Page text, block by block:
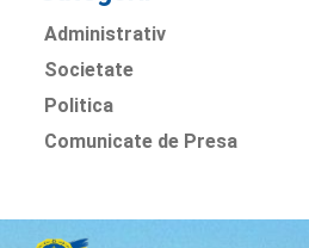
Administrativ
Societate
Politica
Comunicate de Presa